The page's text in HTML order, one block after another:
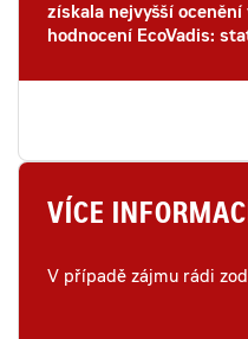
získala nejvyšší
hodnocení EcoVadis:
VÍCE
V případě zájmu rádi